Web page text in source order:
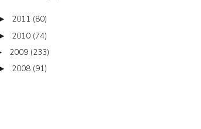
► 2011 (80)
► 2010 (74)
2009 (233)
► 2008 (91)